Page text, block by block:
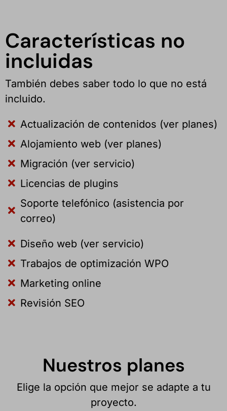
Características no
incluidas
También debes saber todo lo que no está
incluido.
Actualización de contenidos (ver planes)
Alojamiento web (ver planes)
Migración (ver servicio)
Licencias de plugins
Soporte telefónico (asistencia por
correo)
Diseño web (ver servicio)
Trabajos de optimización WPO
Marketing online
Revisión SEO
Nuestros planes
Elige la opción que mejor se adapte a tu
proyecto.